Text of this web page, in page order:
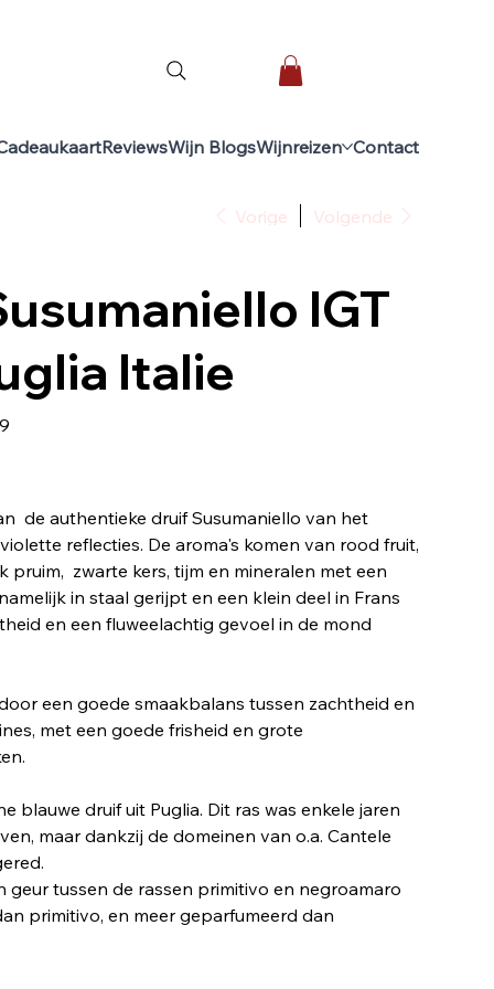
ReviewsWijn BlogsWijnreizen Contact
Vorige Volgende
IGT
Italie
de authentieke druif Susumaniello van het
reflecties. De aroma's komen van rood fruit,
pruim, zwarte kers, tijm en mineralen met een
in staal gerijpt en een klein deel in Frans
en een fluweelachtig gevoel in de mond
een goede smaakbalans tussen zachtheid en
met een goede frisheid en grote
blauwe druif uit Puglia. Dit ras was enkele jaren
maar dankzij de domeinen van o.a. Cantele
geur tussen de rassen primitivo en negroamaro
primitivo, en meer geparfumeerd dan